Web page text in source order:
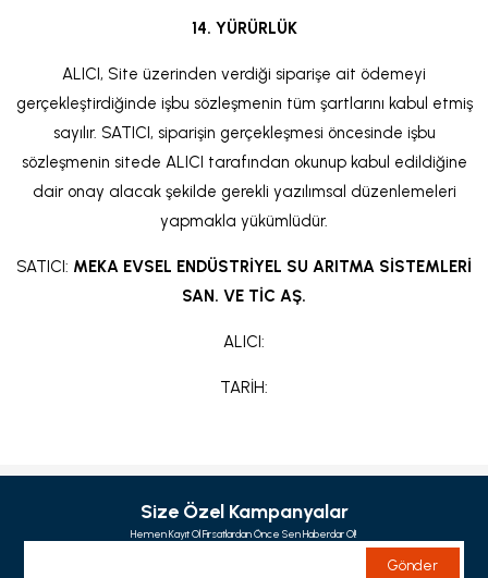
14. YÜRÜRLÜK
ALICI, Site üzerinden verdiği siparişe ait ödemeyi
gerçekleştirdiğinde işbu sözleşmenin tüm şartlarını kabul etmiş
sayılır. SATICI, siparişin gerçekleşmesi öncesinde işbu
sözleşmenin sitede ALICI tarafından okunup kabul edildiğine
dair onay alacak şekilde gerekli yazılımsal düzenlemeleri
yapmakla yükümlüdür.
SATICI: MEKA EVSEL ENDÜSTRİYEL SU ARITMA SİSTEMLERİ
SAN. VE TİC AŞ.
ALICI:
TARİH:
Size Özel Kampanyalar
Hemen Kayıt Ol Fırsatlardan Önce Sen Haberdar Ol!
Gönder